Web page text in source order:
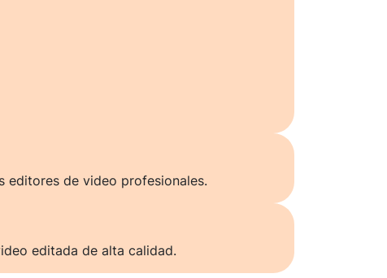
editores de video profesionales.
editada de alta calidad.